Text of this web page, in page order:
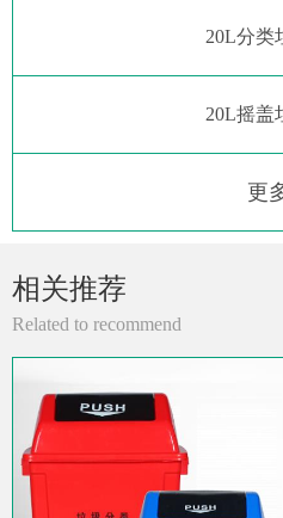
20L分类
20L摇盖
更
相关推荐
Related to recommend